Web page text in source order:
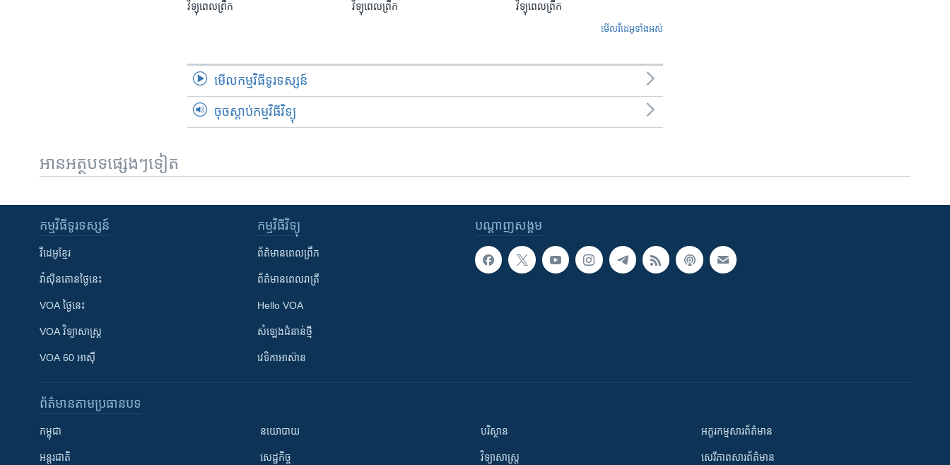
វិទ្យុពេលព្រឹក វិទ្យុពេលព្រឹក វិទ្យុពេលព្រឹក
មើល​វីដេអូ​ទាំង​អស់
មើល​កម្មវិធី​ទូរទស្សន៍
ចុចស្តាប់កម្មវិធីវិទ្យុ
អានអត្ថបទផ្សេងៗទៀត
បណ្តាញ​សង្គម
កម្មវិធី​ទូរទស្សន៍
វីដេអូ​ខ្មែរ
វ៉ាស៊ីនតោន​ថ្ងៃ​នេះ
VOA ថ្ងៃនេះ
VOA ​វិទ្យាសាស្ត្រ
VOA 60 អាស៊ី
កម្មវិធី​វិទ្យុ
ព័ត៌មាន​ពេល​ព្រឹក
ព័ត៌មាន​​ពេល​រាត្រី
Hello VOA
សំឡេង​ជំនាន់​ថ្មី
វេទិកា​អាស៊ាន
ព័ត៌មាន​តាមប្រធានបទ​
កម្ពុជា
អន្តរជាតិ
នយោបាយ
សេដ្ឋកិច្ច
បរិស្ថាន
វិទ្យាសាស្រ្ត
អក្ខរកម្មសារព័ត៌មាន
សេរីភាពសារព័ត៌មាន